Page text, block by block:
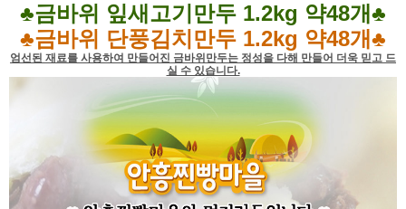
♣금바위 잎새고기만두 1.2kg 약48개♣
♣금바위 단풍김치만두 1.2kg 약48개♣
엄선된 재료를 사용하여 만들어진 금바위만두는 정성을 다해 만들어 더욱 믿고 드
실 수 있습니다.